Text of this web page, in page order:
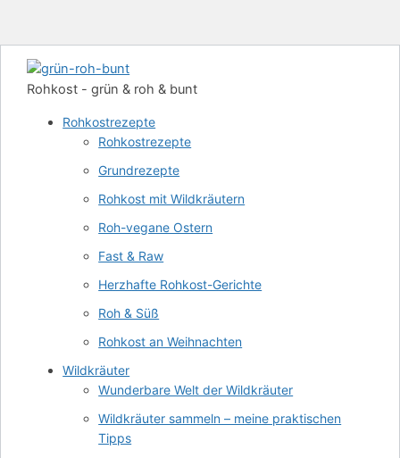
Rohkost - grün & roh & bunt
Rohkostrezepte
Rohkostrezepte
Grundrezepte
Rohkost mit Wildkräutern
Roh-vegane Ostern
Fast & Raw
Herzhafte Rohkost-Gerichte
Roh & Süß
Rohkost an Weihnachten
Wildkräuter
Wunderbare Welt der Wildkräuter
Wildkräuter sammeln – meine praktischen
Tipps